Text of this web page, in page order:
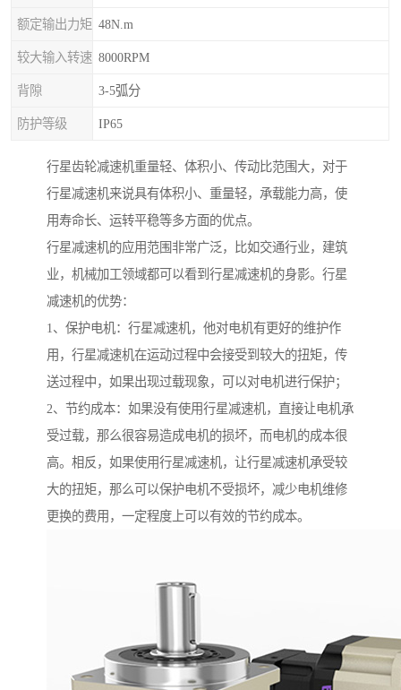
额定输出力矩 48N.m
较大输入转速 8000RPM
背隙 3-5弧分
防护等级 IP65
行星齿轮减速机重量轻、体积小、传动比范围大，对于
行星减速机来说具有体积小、重量轻，承载能力高，使
用寿命长、运转平稳等多方面的优点。
行星减速机的应用范围非常广泛，比如交通行业，建筑
业，机械加工领域都可以看到行星减速机的身影。行星
减速机的优势：
1、保护电机：行星减速机，他对电机有更好的维护作
用，行星减速机在运动过程中会接受到较大的扭矩，传
送过程中，如果出现过载现象，可以对电机进行保护；
2、节约成本：如果没有使用行星减速机，直接让电机承
受过载，那么很容易造成电机的损坏，而电机的成本很
高。相反，如果使用行星减速机，让行星减速机承受较
大的扭矩，那么可以保护电机不受损坏，减少电机维修
更换的费用，一定程度上可以有效的节约成本。